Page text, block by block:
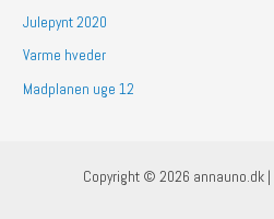
Julepynt 2020
Varme hveder
Madplanen uge 12
Copyright © 2026 annauno.dk